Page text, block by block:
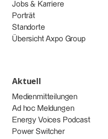
Jobs & Karriere
Porträt
Standorte
Übersicht Axpo Group
Aktuell
Medienmitteilungen
Ad hoc Meldungen
Energy Voices Podcast
Power Switcher